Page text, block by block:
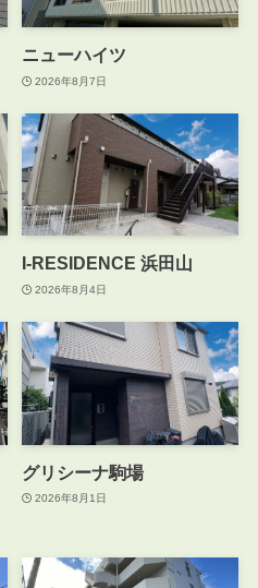
ニューハイツ
2026年8月7日
I-RESIDENCE 浜田山
2026年8月4日
グリシーナ駒場
2026年8月1日